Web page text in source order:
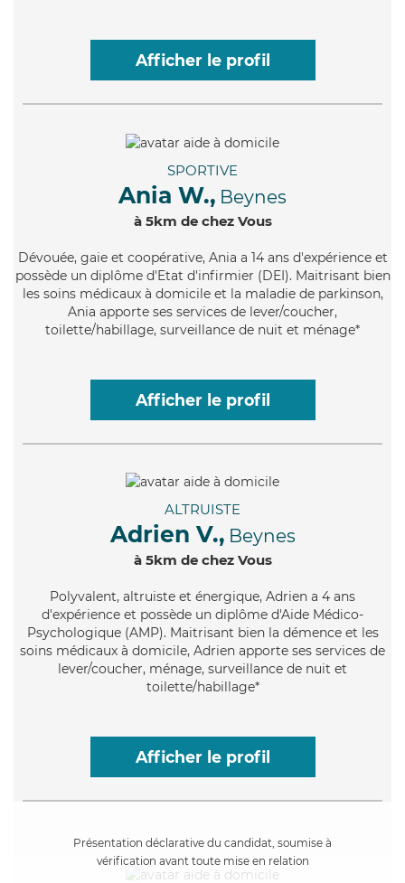
Afficher le profil
SPORTIVE
Ania W., Beynes
à 5km de chez Vous
Dévouée, gaie et coopérative, Ania a 14 ans d'expérience et
possède un diplôme d'Etat d'infirmier (DEI). Maitrisant bien
les soins médicaux à domicile et la maladie de parkinson,
Ania apporte ses services de lever/coucher,
toilette/habillage, surveillance de nuit et ménage*
Afficher le profil
ALTRUISTE
Adrien V., Beynes
à 5km de chez Vous
Polyvalent, altruiste et énergique, Adrien a 4 ans
d'expérience et possède un diplôme d'Aide Médico-
Psychologique (AMP). Maitrisant bien la démence et les
soins médicaux à domicile, Adrien apporte ses services de
lever/coucher, ménage, surveillance de nuit et
toilette/habillage*
Afficher le profil
Présentation déclarative du candidat, soumise à
vérification avant toute mise en relation